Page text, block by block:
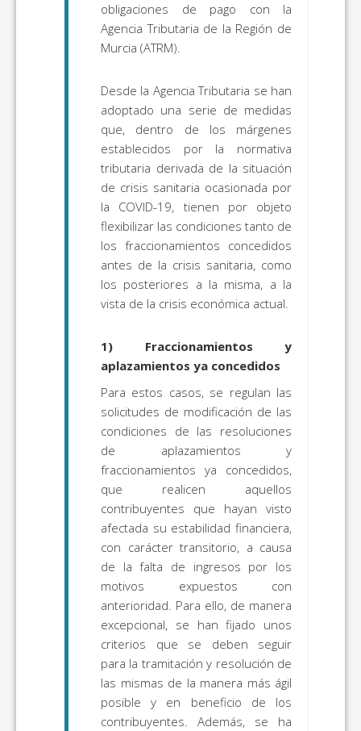
obligaciones de pago con la
Agencia Tributaria de la Región de
Murcia (ATRM).
Desde la Agencia Tributaria se han
adoptado una serie de medidas
que, dentro de los márgenes
establecidos por la normativa
tributaria derivada de la situación
de crisis sanitaria ocasionada por
la COVID-19, tienen por objeto
flexibilizar las condiciones tanto de
los fraccionamientos concedidos
antes de la crisis sanitaria, como
los posteriores a la misma, a la
vista de la crisis económica actual.
1) Fraccionamientos y
aplazamientos ya concedidos
Para estos casos, se regulan las
solicitudes de modificación de las
condiciones de las resoluciones
de aplazamientos y
fraccionamientos ya concedidos,
que realicen aquellos
contribuyentes que hayan visto
afectada su estabilidad financiera,
con carácter transitorio, a causa
de la falta de ingresos por los
motivos expuestos con
anterioridad. Para ello, de manera
excepcional, se han fijado unos
criterios que se deben seguir
para la tramitación y resolución de
las mismas de la manera más ágil
posible y en beneficio de los
contribuyentes. Además, se ha